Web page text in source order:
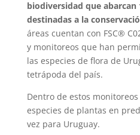
biodiversidad que abarcan
destinadas a la
áreas cuentan con FSC®
y monitoreos que han
las especies de flora de
tetrápoda del país.
Dentro de estos
especies de plantas en
vez para Uruguay.